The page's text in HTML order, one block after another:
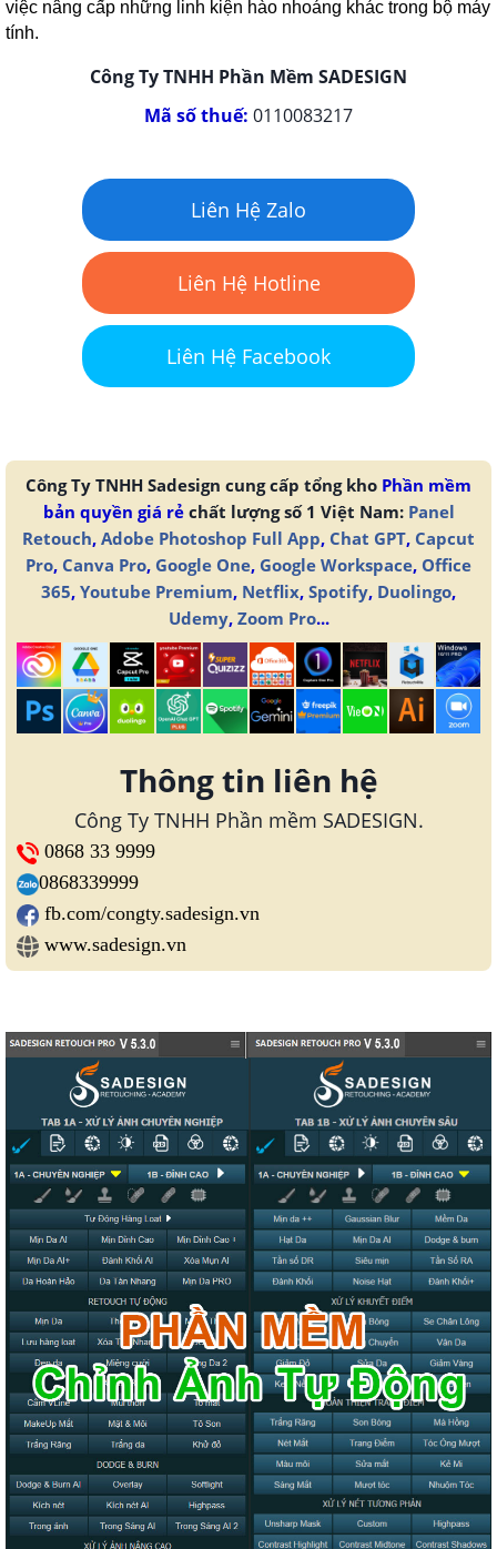
việc nâng cấp những linh kiện hào nhoáng khác trong bộ máy
tính.
Công Ty TNHH Phần Mềm SADESIGN
Mã số thuế: 0110083217
Liên Hệ Zalo
Liên Hệ Hotline
Liên Hệ Facebook
Công Ty TNHH Sadesign cung cấp tổng kho Phần mềm
bản quyền giá rẻchất lượng số 1 Việt Nam: Panel
Retouch, Adobe Photoshop Full App, Chat GPT, Capcut
Pro, Canva Pro, Google One, Google Workspace, Office
365, Youtube Premium, Netflix, Spotify, Duolingo,
Udemy, Zoom Pro...
Thông tin liên hệ
Công Ty TNHH Phần mềm SADESIGN.
0868 33 9999
0868339999
fb.com/congty.sadesign.vn
www.sadesign.vn